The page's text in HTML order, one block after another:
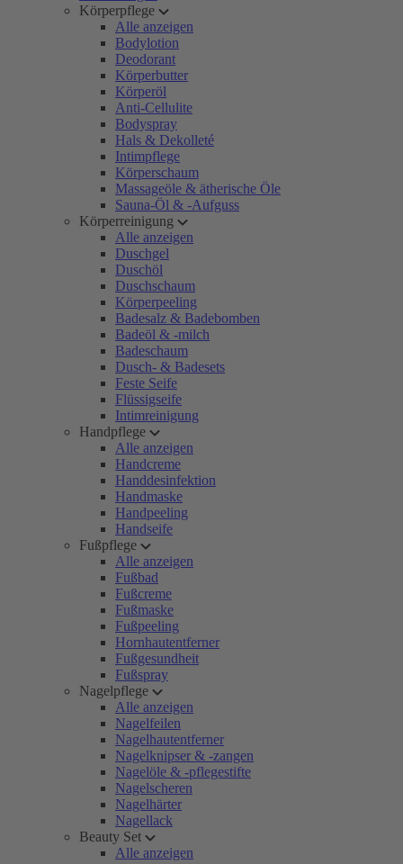
Körperpflege
Alle anzeigen
Bodylotion
Deodorant
Körperbutter
Körperöl
Anti-Cellulite
Bodyspray
Hals & Dekolleté
Intimpflege
Körperschaum
Massageöle & ätherische Öle
Sauna-Öl & -Aufguss
Körperreinigung
Alle anzeigen
Duschgel
Duschöl
Duschschaum
Körperpeeling
Badesalz & Badebomben
Badeöl & -milch
Badeschaum
Dusch- & Badesets
Feste Seife
Flüssigseife
Intimreinigung
Handpflege
Alle anzeigen
Handcreme
Handdesinfektion
Handmaske
Handpeeling
Handseife
Fußpflege
Alle anzeigen
Fußbad
Fußcreme
Fußmaske
Fußpeeling
Hornhautentferner
Fußgesundheit
Fußspray
Nagelpflege
Alle anzeigen
Nagelfeilen
Nagelhautentferner
Nagelknipser & -zangen
Nagelöle & -pflegestifte
Nagelscheren
Nagelhärter
Nagellack
Beauty Set
Alle anzeigen